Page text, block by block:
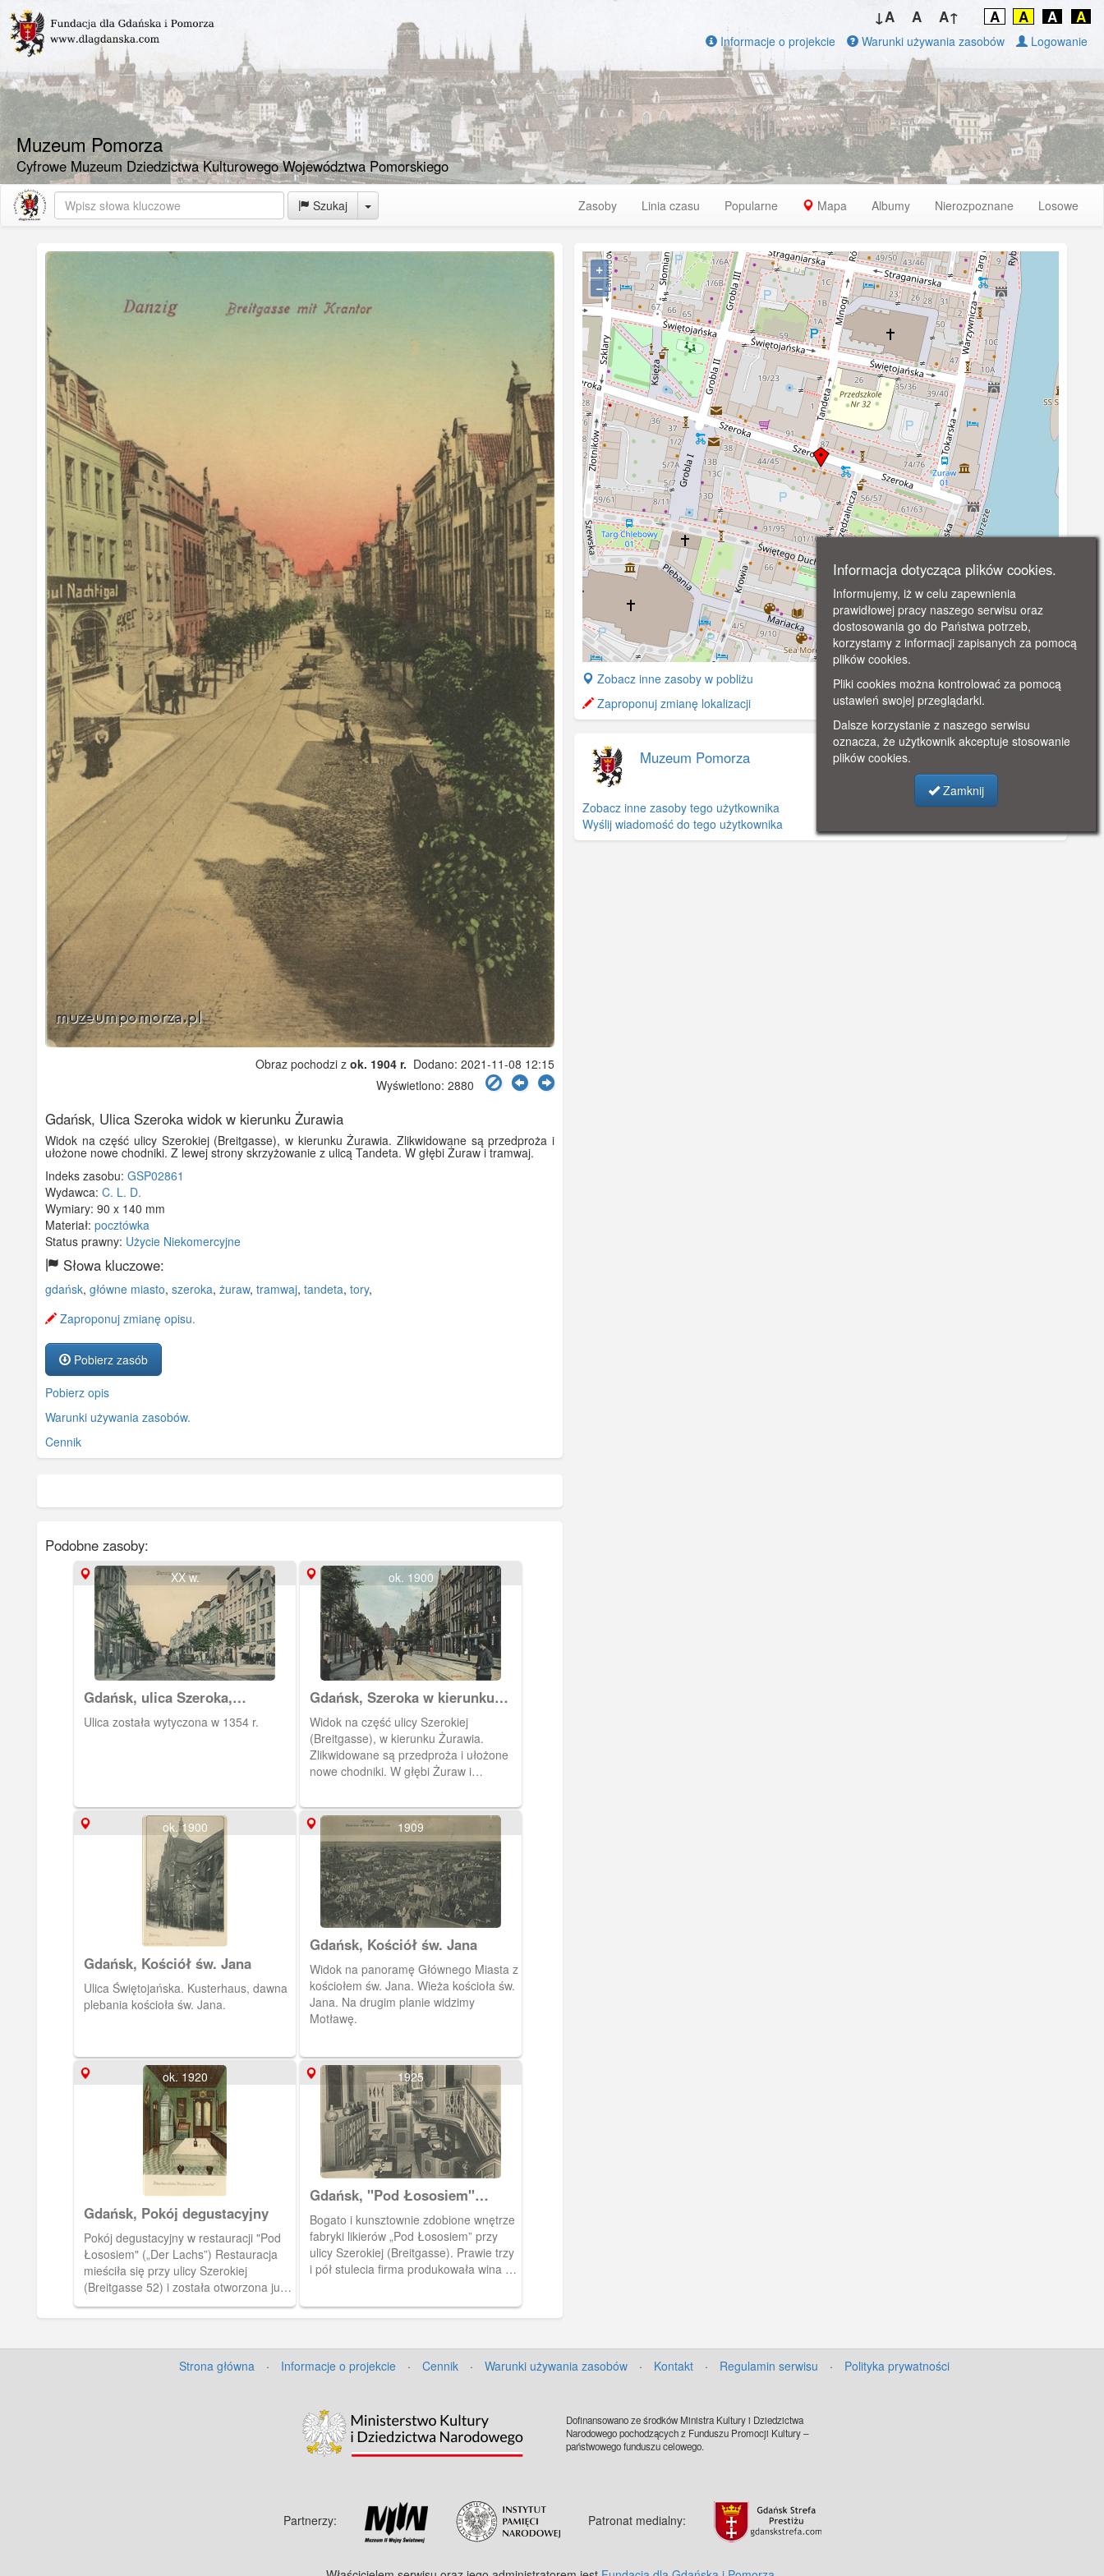
Muzeum Pomorza
Cyfrowe Muzeum Dziedzictwa Kulturowego Województwa Pomorskiego
↓A A A↑ A A A A
Informacje o projekcie Warunki używania zasobów Logowanie
Szukaj Toggle Dropdown Zasoby Linia czasu Popularne Mapa Albumy Nierozpoznane Losowe
Obraz pochodzi z ok. 1904 r. Dodano: 2021-11-08 12:15
Wyświetlono: 2880
Gdańsk, Ulica Szeroka widok w kierunku Żurawia
Widok na część ulicy Szerokiej (Breitgasse), w kierunku Żurawia. Zlikwidowane są przedproża i
ułożone nowe chodniki. Z lewej strony skrzyżowanie z ulicą Tandeta. W głębi Żuraw i tramwaj.
Indeks zasobu: GSP02861
Wydawca: C. L. D.
Wymiary: 90 x 140 mm
Materiał: pocztówka
Status prawny: Użycie Niekomercyjne
Słowa kluczowe:
gdańsk, główne miasto, szeroka, żuraw, tramwaj, tandeta, tory,
Zaproponuj zmianę opisu.
Pobierz zasób
Pobierz opis
Warunki używania zasobów.
Cennik
Podobne zasoby:
XX w.
Gdańsk, ulica Szeroka,
Breitgasse
Ulica została wytyczona w 1354 r.
ok. 1900
Gdańsk, Szeroka w kierunku
Żurawia
Widok na część ulicy Szerokiej
(Breitgasse), w kierunku Żurawia.
Zlikwidowane są przedproża i ułożone
nowe chodniki. W głębi Żuraw i
ok. 1900
Gdańsk, Kościół św. Jana
Ulica Świętojańska. Kusterhaus, dawna
plebania kościoła św. Jana.
1909
Gdańsk, Kościół św. Jana
Widok na panoramę Głównego Miasta z
kościołem św. Jana. Wieża kościoła św.
Jana. Na drugim planie widzimy
Motławę.
ok. 1920
Gdańsk, Pokój degustacyjny
Pokój degustacyjny w restauracji "Pod
Łososiem" („Der Lachs”) Restauracja
mieściła się przy ulicy Szerokiej
(Breitgasse 52) i została otworzona już
w roku 1598.
1925
Gdańsk, "Pod Łososiem"
(Lachs)
Bogato i kunsztownie zdobione wnętrze
fabryki likierów „Pod Łososiem” przy
ulicy Szerokiej (Breitgasse). Prawie trzy
i pół stulecia firma produkowała wina i
Szerokiej (Breitgasse 52) i została
+
−
©OpenStreetMapcontributors.
+
−
Zobacz inne zasoby w pobliżu
Zaproponuj zmianę lokalizacji
Muzeum Pomorza
Zobacz inne zasoby tego użytkownika
Wyślij wiadomość do tego użytkownika
Strona główna · Informacje o projekcie · Cennik · Warunki używania zasobów · Kontakt · Regulamin serwisu · Polityka prywatności
Dofinansowano ze środków Ministra Kultury i Dziedzictwa
Narodowego pochodzących z Funduszu Promocji Kultury –
państwowego funduszu celowego.
Partnerzy: Patronat medialny:
Informacja dotycząca plików cookies.
Informujemy, iż w celu zapewnienia
prawidłowej pracy naszego serwisu oraz
dostosowania go do Państwa potrzeb,
korzystamy z informacji zapisanych za pomocą
plików cookies.
Pliki cookies można kontrolować za pomocą
ustawień swojej przeglądarki.
Dalsze korzystanie z naszego serwisu
oznacza, że użytkownik akceptuje stosowanie
plików cookies.
Zamknij